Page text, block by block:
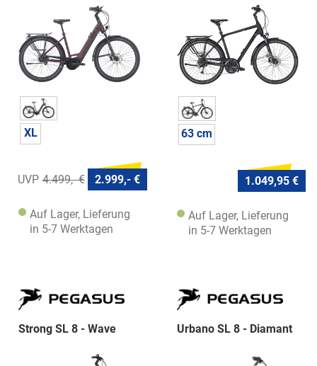
XL
4.499,- € 2.999,- €
Auf Lager, Lieferung
in 5-7 Werktagen
63 cm
1.049,95 €
Auf Lager, Lieferung
in 5-7 Werktagen
Strong SL 8 - Wave Urbano SL 8 - Diamant